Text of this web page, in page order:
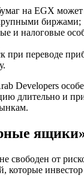
на EGX
биржами;
и налоговые
при переводе
Developers
длительно и
свободен от
которые инвестор